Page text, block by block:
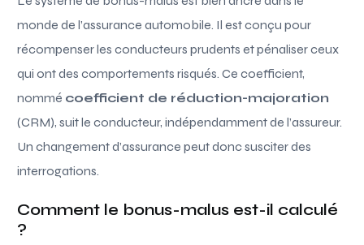
monde de l’assurance automobile. Il est conçu pour
récompenser les conducteurs prudents et pénaliser ceux
qui ont des comportements risqués. Ce coefficient,
nommé coefficient de réduction-majoration
(CRM), suit le conducteur, indépendamment de l’assureur.
Un changement d’assurance peut donc susciter des
interrogations.
Comment le bonus-malus est-il calculé
?